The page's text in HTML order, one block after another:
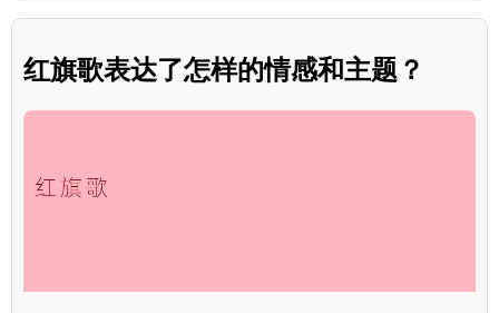
红旗歌表达了怎样的情感和主题？